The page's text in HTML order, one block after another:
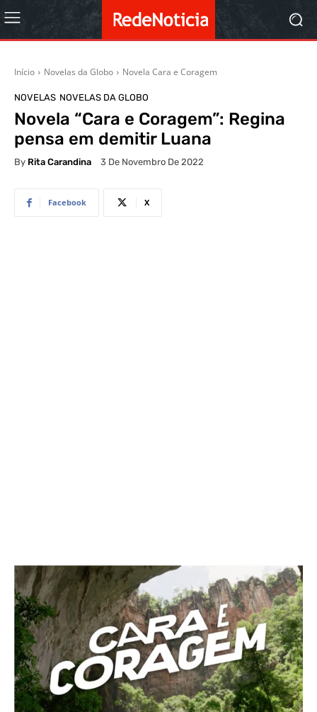
Início Novelas da Globo Novela Cara e Coragem
NOVELAS NOVELAS DA GLOBO
Novela “Cara e Coragem”: Regina
pensa em demitir Luana
By Rita Carandina 3 De Novembro De 2022
Facebook X